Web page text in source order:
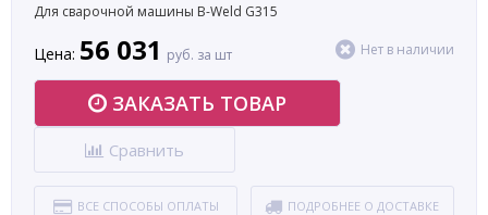
Для сварочной машины B-Weld G315
Цена: 56 031 руб. за шт Нет в наличии
ЗАКАЗАТЬ ТОВАР
Сравнить
ВСЕ СПОСОБЫ ОПЛАТЫ ПОДРОБНЕЕ О ДОСТАВКЕ